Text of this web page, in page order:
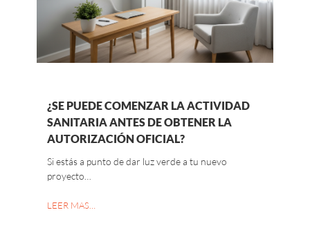
¿SE PUEDE COMENZAR LA ACTIVIDAD
SANITARIA ANTES DE OBTENER LA
AUTORIZACIÓN OFICIAL?
Si estás a punto de dar luz verde a tu nuevo
proyecto…
LEER MAS…